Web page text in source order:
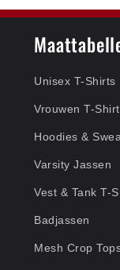
Unisex T-Shirts
Vrouwen T-
Hoodies &
Varsity Jassen
Vest & Tank T-
Badjassen
Mesh Crop